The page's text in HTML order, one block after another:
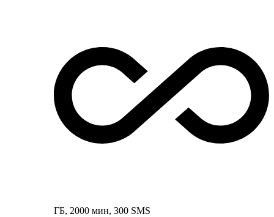
ГБ, 2000 мин, 300 SMS